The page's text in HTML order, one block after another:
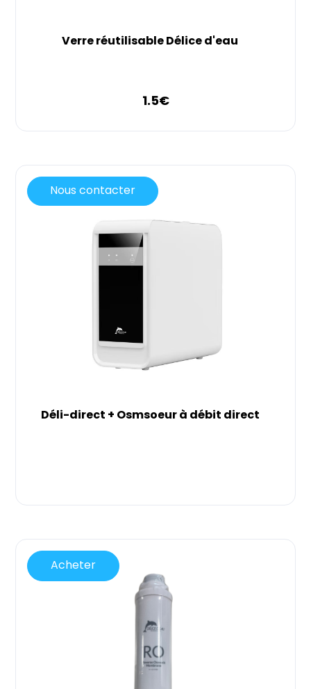
Verre réutilisable Délice d'eau
1.5€
Déli-direct + Osmsoeur à débit direct
Nous contacter
Acheter